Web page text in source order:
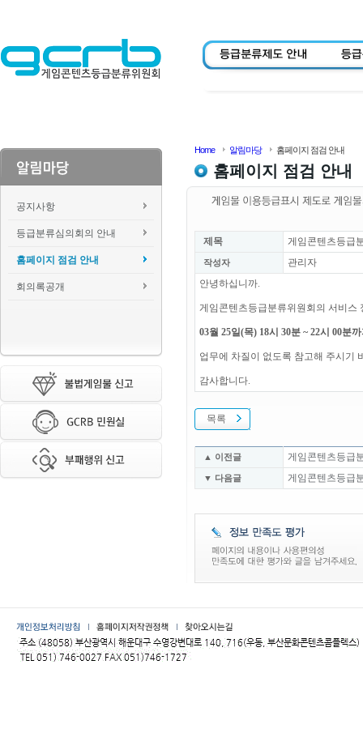
공지사항
등급분류심의회의 안내
홈페이지 점검 안내
회의록공개
Home 알림마당 홈페이지 점검 안내
홈페이지 점검 안내
제목 게임콘텐츠등급
작성자
관리자
안녕하십니까.
게임콘텐츠등급분류위원회의 서비스
03월 25일(목) 18시 30분 ~ 22시 00분
업무에 차질이 없도록 참고해 주시기
감사합니다.
목록
▲ 이전글 게임콘텐츠등급
▼ 다음글 게임콘텐츠등급